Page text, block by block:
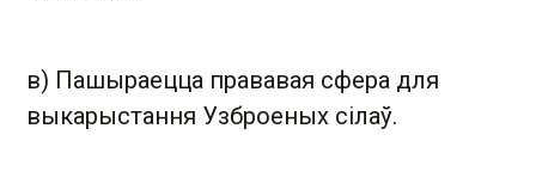
в) Пашыраецца прававая сфера для
выкарыстання Узброеных сілаў.